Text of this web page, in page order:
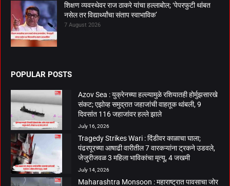
शिक्षण व्यवस्थेवर राज ठाकरे यांचा हल्लाबोल; ‘पेपरफुटी थांबत
नसेल तर विद्यार्थ्यांचा संताप स्वाभाविक’
7 August 2026
POPULAR POSTS
Azov Sea : युक्रेनच्या हल्ल्यामुळे रशियातही होर्मुझसारखे
संकट; एझोव्ह समुद्रात जहाजांची वाहतूक थांबली, 9
दिवसांत 116 जहाजांवर हल्ले झाले
July 16, 2026
Tragedy Strikes Wari : दिंडीवर काळाचा घाला;
पंढरपूरच्या आषाढी वारीतील 7 वारकऱ्यांना ट्रकने उडवले,
जेजुरीजवळ 3 महिला भाविकांचा मृत्यू, 4 जखमी
July 14, 2026
Maharashtra Monsoon : महाराष्ट्रात पावसाचा जोर